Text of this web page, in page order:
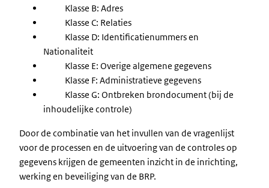
Klasse B: Adres
Klasse C: Relaties
Klasse D: Identificatienummers en
Nationaliteit
Klasse E: Overige algemene gegevens
Klasse F: Administratieve gegevens
Klasse G: Ontbreken brondocument (bij de
inhoudelijke controle)
Door de combinatie van het invullen van de vragenlijst
voor de processen en de uitvoering van de controles op
gegevens krijgen de gemeenten inzicht in de inrichting,
werking en beveiliging van de BRP.